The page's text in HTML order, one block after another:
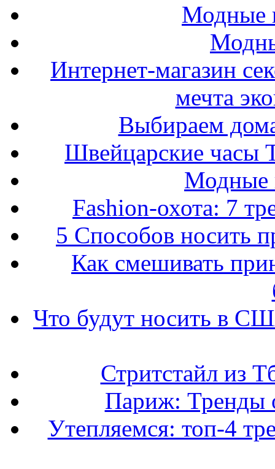
Модные
Интернет-магазин
мечта
Выбираем
Швейцарские часы
Модные
Fashion-охота: 7
5 Способов носить
Как смешивать
Что будут носить в
Стритстайл из
Париж: Тренды
Утепляемся: топ-4